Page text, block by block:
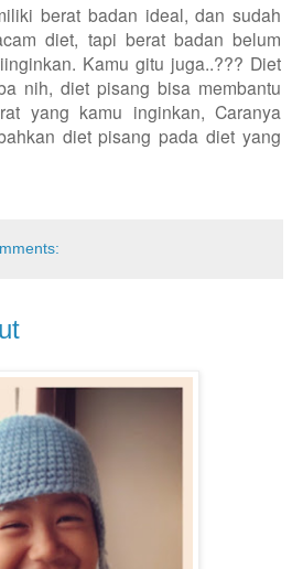
berat badan ideal, dan sudah
diet, tapi berat badan belum
Kamu gitu juga..??? Diet
nih, diet pisang bisa membantu
yang kamu inginkan, Caranya
diet pisang pada diet yang